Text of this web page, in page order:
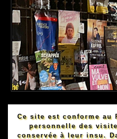
Ce site est conforme au
personnelle des
conservée à leur insu.